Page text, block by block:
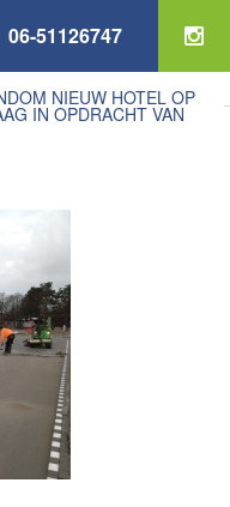
06-51126747
NIEUW HOTEL OP
IN OPDRACHT VAN